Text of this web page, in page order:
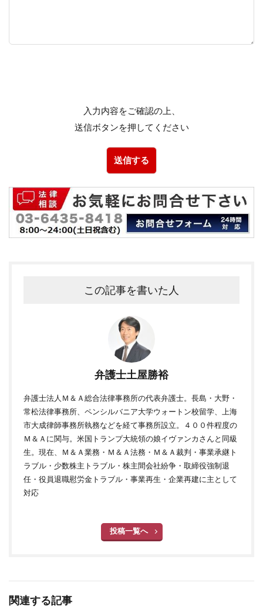
入力内容をご確認の上、
送信ボタンを押してください
この記事を書いた人
弁護士土屋勝裕
弁護士法人Ｍ＆Ａ総合法律事務所の代表弁護士。長島・大野・
常松法律事務所、ペンシルバニア大学ウォートン校留学、上海
市大成律師事務所執務などを経て事務所設立。４００件程度の
Ｍ＆Ａに関与。米国トランプ大統領の娘イヴァンカさんと同級
生。現在、Ｍ＆Ａ業務・Ｍ＆Ａ法務・Ｍ＆Ａ裁判・事業承継ト
ラブル・少数株主トラブル・株主間会社紛争・取締役強制退
任・役員退職慰労金トラブル・事業再生・企業再建に主として
対応
投稿一覧へ
関連する記事